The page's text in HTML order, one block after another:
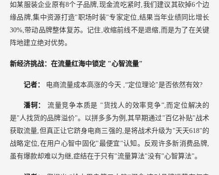
如某服装企业原有8个子品牌,现金流吃紧时,我们建议其砍掉6个边
缘品牌,集中资源打造"职场时装"专家定位,结果当年业绩同比增长
30%,带动品牌整体复苏。记住,收缩前线不是退缩,而是为了在关键
阵地建立绝对优势。
新经济挑战：在流量红海中锁定 "心智流量"
记者： 电商流量成本高涨的今天 ,“定位理论"是否依然有效?
潘轲： 流量竞争本质是 "货找人的效率竞争”,而定位解决的
是"人找货的品牌溢价"。以拼多多为例,其早期通过"百亿补贴"战术
获取流量,但真正让它跻身电商三强的,是将战术升级为"天天618"的
战略定位,在用户心智中固化"最便宜"认知。反观许多新消费品牌,
虽有爆款却难以为继,症结在于只有"流量算法"没有"心智算法"。